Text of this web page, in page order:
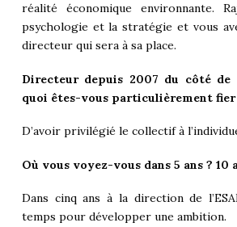
réalité économique environnante.
psychologie et la stratégie et vous
directeur qui sera à sa place.
Directeur depuis 2007 du côté de
quoi êtes-vous particulièrement fier
D’avoir privilégié le collectif à
Où vous voyez-vous dans 5 ans ? 10
Dans cinq ans à la direction de
temps pour développer une ambition.